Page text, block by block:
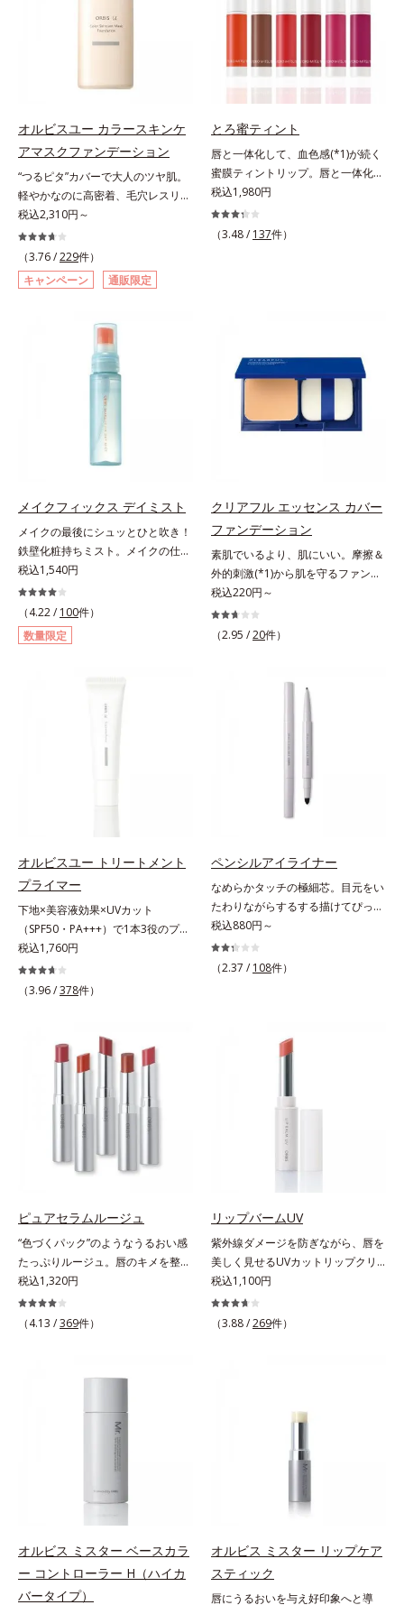
パウダー）を配合。さらに体温でと
ろける保湿成分で粉体をコーティン
分(*2)により、重ねてもふんわり軽
す。粉浮きや厚塗り感の少ない、リ
ァンデーションです。*1 メイク効
果による *2 保湿成分
激から肌をガードします。スキンケ
収剤やグリセリン、パラベンもフリ
ー処方。肌を休ませたい日、リモー
トワークの時、近所へちょこっとお
出かけする時など、しっかりメイク
オルビスユー カラースキンケ
アマスクファンデーション
“つるピタ”カバーで大人のツヤ肌。
軽やかなのに高密着、毛穴レスリキ
ッドファンデ。みずみずしく、とけ
込むように密着カバー毛穴レスでな
めらかな質感美へ導く、リキッドフ
ァンデーション「カバーはしたいけ
ど厚塗り感はイヤ」「素肌がもとも
なお客様の声から誕生した、軽やか
なのにピタッと密着し、肌悩み
を“つるん”と隠すリキッドファンデ
ーションです。年齢とともに増えて
いくお悩みを自然に隠しつつも、ま
るで“素肌美人”に見える仕上がりを
叶えるのは、微細で均一なカバー粉
体(*1)が大きさの異なる毛穴にも隙
にダマ防止の特殊コーティングを施
すことで、カバー粉体は薄く・均一
に凹凸へフィット。毛穴や色ムラを
カバーしながら自然な仕上がりを叶
えます。また、ファンデーションを
つけている間に保湿成分が肌へ浸透
(*2)するスキンコンディショニング
セラム設計(*3)を採用。肌に触れた
うな透明感とツヤを生み出すこと
で、“つるん”とした光のヴェールを
まとったような仕上がりに。*1 ス
キンフィットカラー成分（酸化チタ
ン、酸化鉄、ステアロイルグルタミ
税込2,310円～
（3.76 /229件）
キャンペーン
通販限定
とろ蜜ティント
唇と一体化して、血色感(*1)が続く
蜜膜ティントリップ。唇と一体化し
て色落ちしにくいティント処方とう
るおいを両立した、ティントリップ
です。色が長時間唇に密着するオイ
成分(*5)も配合。しっとり感をキー
プし、ぷるんとした唇に。さっとひ
と塗りするだけで、くすみやすい大
人の肌に血色感を与え、唇を自然に
クワラン、ヒアルロン酸Na、加水
分解コラーゲン
税込1,980円
（3.48 / 137件）
メイクフィックス デイミスト
メイクの最後にシュッとひと吹き！
鉄壁化粧持ちミスト。メイクの仕上
げにシュッとひと吹き。肌とメイク
の密着感をピタッと高め、メイクく
ずれを防ぎ、化粧持ちをアップさせ
るミストタイプの化粧水です。くず
れ防止成分(*1)を含む層と美容成分
振って混ぜると、美容成分がくずれ
防止成分を包み込み、メイクの上に
ピタッと密着。くずれ防止成分が
汗・水・皮脂をはじきながら、美容
ぎます。*1 トリメチルシロキシケ
イ酸、ジメチコン配合＝汗や水、皮
脂をはじき、メイクくずれを防ぐ成
分*2 オリーブ葉エキス、ゴレンシ
葉エキス、加水分解ヒアルロン酸、
異性化糖配合＝保湿成分【ご使用方
法】2層タイプなので、必ず容器を
よく振ってからお使いください。メ
イクの仕上げに、顔から20cm程度
シュが目安）ミストを塗布後、肌に
触れずに乾くまでそのままお待ちく
税込1,540円
（4.22 / 100件）
数量限定
クリアフル エッセンス カバー
ファンデーション
素肌でいるより、肌にいい。摩擦＆
外的刺激(*1)から肌を守るファンデ
ーション。肌荒れやニキビがある
と、ファンデーションを塗っていい
か悩むもの。とはいえ、素肌のまま
れしやすい、ニキビができやすい人
こそ、肌負担が少ない低刺激設計の
ファンデーションで守るのがベス
ト。「クリアフル エッセンス カバ
ー ファンデーション」は紫外線吸
収剤不使用のうえ、敏感肌対象パッ
チテスト済(*2)、ノンコメドジェニ
ックテスト済(*3)で、とことん肌の
に包まれた水分保持力の高い粉体や
肌をいたわる保湿成分をたっぷり配
合しました。肌にやさしいだけでな
く、毛穴や凸凹、赤みをカバーし
て、自然な陶器肌を叶えます。*1
乾燥など*2 すべての人に皮膚刺激
税込220円～
（2.95 /20件）
オルビスユー トリートメント
プライマー
下地×美容液効果×UVカット
（SPF50・PA+++）で1本3役のプラ
イマー。凹凸をつるんとなめらかに
(*1)整え、化粧ノリUPの高機能化粧
下地。“塗るたび高まる、素肌の美
る小ジワをカバーしてハリ肌に整え
る高機能化粧下地毛穴や小ジワの凹
ンケア発想の化粧下地です。保湿成
分が肌全層(*2)に働きかけて、肌の
うるおいをグンとアップ＆リッチな
クリームのようにぴたっと密着。乾
燥による小ジワを目立たなく(*1)
す。むやみに隠すのではなくふわり
アのW効果で軽やかな美肌を印象づ
けます。紫外線吸収剤フリーなのに
高SPF値、さらにスキンプロテクト
複合成分(*3)が、ブルーライト、紫
外線、大気中の微粒子汚れなどの外
ー複合成分(*4)肌悩みが気になる時
すい肌にうるおいを届けながら、光
拡散効果で乾燥小ジワや毛穴もカバ
ーします。【ラスティング効果】皮
主成分を選択的に吸収し、うるおい
層の範囲内*3 スキンプロテクト※
複合成分配合＝肌を保護し、乾燥を
防ぐ複合成分 ※ ビルベリー葉エ
税込1,760円
（3.96 /378件）
ペンシルアイライナー
なめらかタッチの極細芯。目元をい
たわりながらするする描けてぴった
り密着。するする描けてぴったり密
着。なめらかタッチの極細芯アイラ
イナーです。繊細な目のキワにも優
ラスできます。アイラインを描いた
後に、後ろに付いているチップでま
ぱっちりと際立つナチュラルな目元
く、美しい仕上がりを長時間キー
プ。目元ケア成分(*)で目元の負担も
軽減します。※中身を取り替えられ
るリフィルをご用意しています。*
パンテノール配合＝保湿成分
税込880円～
（2.37 / 108件）
ピュアセラムルージュ
“色づくパック”のようなうるおい感
たっぷりルージュ。唇のキメを整え
リップの土台をつくり鮮やかな発色
を叶えます。唇にたっぷりうるおい
を与えながら鮮やかに色づく、スキ
キメを整えて、リップの土台をつく
解決(*1)する「リップトリートメン
ト成分(*2)」や、鮮やかな発色で、
均一な質感に整った唇にのせること
でより美しく色づく「クリアカラー
成分(*3)」を配合。さらに吐息や飲
み物の水分を取り込んでリップの密
着性を高める「ウォーターゲル成分
(*4）」で、マスクに色移りもしに
くい仕様です。*1 メイク効果によ
る *2 シリカ、酸化チタン、トリエ
税込1,320円
（4.13 /369件）
リップバームUV
紫外線ダメージを防ぎながら、唇を
美しく見せるUVカットリップクリ
ーム。UV対策を忘れがちな唇に。
紫外線をカットしながら、顔色をパ
ッと明るく見せるUVカットリップ
るリップクリームで、顔だけでなく
種類の保湿成分（加水分解コラーゲ
ン、ゲットウ葉エキス）を配合して
の乾燥悩みも解決＆うるおい長持
うカラーで、唇を美しく魅せながら
いので、気兼ねなく使えます。口紅
税込1,100円
（3.88 /269件）
オルビス ミスター ベースカラ
ー コントローラー H（ハイカ
バータイプ）
オルビス ミスター リップケア
スティック
唇にうるおいを与え好印象へと導